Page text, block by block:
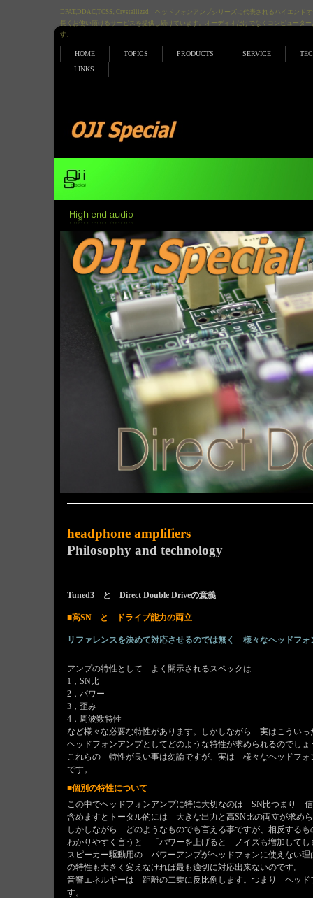
DPAT,DDAC,TCSS､Crystallized ヘッドフォンアンプシリーズに代表されるハイエンド
長くお使い頂けるサービスを提供し続けています。オーディオだけでなくコンピュー
す。
HOME TOPICS PRODUCTS SERVICE
LINKS
headphone amplifiers
Philosophy and technology
Tuned3 と Direct Double Driveの意義
■高SN と ドライブ能力の両立
リファレンスを決めて対応させるのでは無く 様々なヘッドフ
アンプの特性として よく開示されるスペックは
1，SN比
2，パワー
3，歪み
4，周波数特性
など様々な必要な特性があります。しかしながら 実はこうい
ヘッドフォンアンプとしてどのような特性が求められるのでしょ
これらの 特性が良い事は勿論ですが、実は 様々なヘッドフォ
です。
■個別の特性について
この中でヘッドフォンアンプに特に大切なのは SN比つまり
含めますとトータル的には 大きな出力と高SN比の両立が求め
しかしながら どのようなものでも言える事ですが、相反するも
わかりやすく言うと 「パワーを上げると ノイズも増加してし
スピーカー駆動用の パワーアンプがヘッドフォンに使えない
の特性も大きく変えなければ最も適切に対応出来ないのです。
音響エネルギーは 距離の二乗に反比例します。つまり ヘッ
す。